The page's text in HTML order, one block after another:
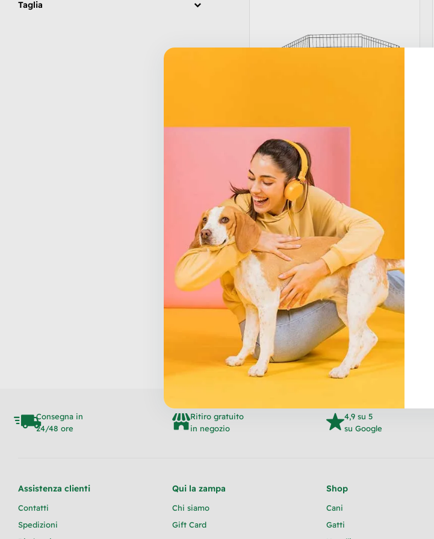
Taglia
RECINTO IN METALLO 60X60
€ 69.90
Leggi tutto
Consegna in
24/48 ore
Ritiro gratuito
in negozio
4,9 su 5
su Google
Assistenza clienti
Contatti
Spedizioni
Qui la zampa
Chi siamo
Gift Card
Shop
Cani
Gatti